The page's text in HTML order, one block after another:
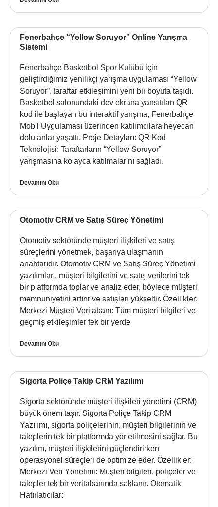
Fenerbahçe “Yellow Soruyor” Online Yarışma
Sistemi
Fenerbahçe Basketbol Spor Kulübü için
geliştirdiğimiz yenilikçi yarışma uygulaması “Yellow
Soruyor”, taraftar etkileşimini yeni bir boyuta taşıdı.
Basketbol salonundaki dev ekrana yansıtılan QR
kod ile başlayan bu interaktif yarışma, Fenerbahçe
Mobil Uygulaması üzerinden katılımcılara heyecan
dolu anlar yaşattı. Proje Detayları: QR Kod
Teknolojisi: Taraftarların “Yellow Soruyor”
yarışmasına kolayca katılmalarını sağladı.
Devamını Oku
Otomotiv CRM ve Satış Süreç Yönetimi
Otomotiv sektöründe müşteri ilişkileri ve satış
süreçlerini yönetmek, başarıya ulaşmanın
anahtarıdır. Otomotiv CRM ve Satış Süreç Yönetimi
yazılımları, müşteri bilgilerini ve satış verilerini tek
bir platformda toplar ve analiz eder, böylece müşteri
memnuniyetini artırır ve satışları yükseltir. Özellikler:
Merkezi Müşteri Veritabanı: Tüm müşteri bilgileri ve
geçmiş etkileşimler tek bir yerde
Devamını Oku
Sigorta Poliçe Takip CRM Yazılımı
Sigorta sektöründe müşteri ilişkileri yönetimi (CRM)
büyük önem taşır. Sigorta Poliçe Takip CRM
Yazılımı, sigorta poliçelerinin, müşteri bilgilerinin ve
taleplerin tek bir platformda yönetilmesini sağlar. Bu
yazılım, müşteri ilişkilerini güçlendirirken
operasyonel süreçleri de optimize eder. Özellikler:
Merkezi Veri Yönetimi: Müşteri bilgileri, poliçeler ve
talepler tek bir veritabanında saklanır. Otomatik
Hatırlatıcılar: